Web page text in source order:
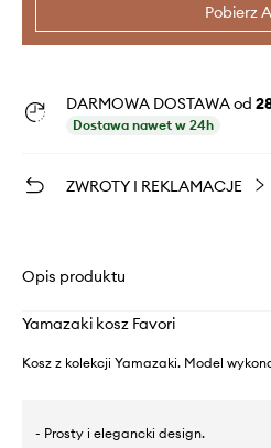
Pobierz
DARMOWA DOSTAWA od
Dostawa nawet w 24h
ZWROTY I REKLAMACJE
Opis produktu
Yamazaki kosz Favori
Kosz z kolekcji Yamazaki. Model
- Prosty i elegancki design.